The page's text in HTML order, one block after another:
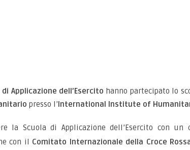
di Applicazione dell’Esercito hanno partecipato lo
presso l’International Institute of
la Scuola di Applicazione dell’Esercito con
con il Comitato Internazionale della Croce